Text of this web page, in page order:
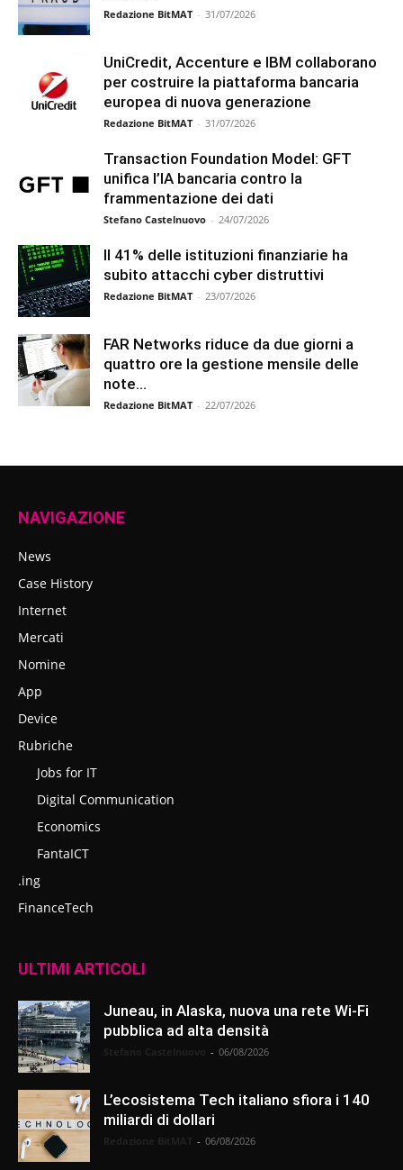
Redazione BitMAT - 31/07/2026
UniCredit, Accenture e IBM collaborano
per costruire la piattaforma bancaria
europea di nuova generazione
Redazione BitMAT - 31/07/2026
Transaction Foundation Model: GFT
unifica l’IA bancaria contro la
frammentazione dei dati
Stefano Castelnuovo - 24/07/2026
Il 41% delle istituzioni finanziarie ha
subito attacchi cyber distruttivi
Redazione BitMAT - 23/07/2026
FAR Networks riduce da due giorni a
quattro ore la gestione mensile delle
note...
Redazione BitMAT - 22/07/2026
NAVIGAZIONE
News
Case History
Internet
Mercati
Nomine
App
Device
Rubriche
Jobs for IT
Digital Communication
Economics
FantaICT
.ing
FinanceTech
ULTIMI ARTICOLI
Juneau, in Alaska, nuova una rete Wi-Fi
pubblica ad alta densità
- 06/08/2026
L’ecosistema Tech italiano sfiora i 140
miliardi di dollari
- 06/08/2026